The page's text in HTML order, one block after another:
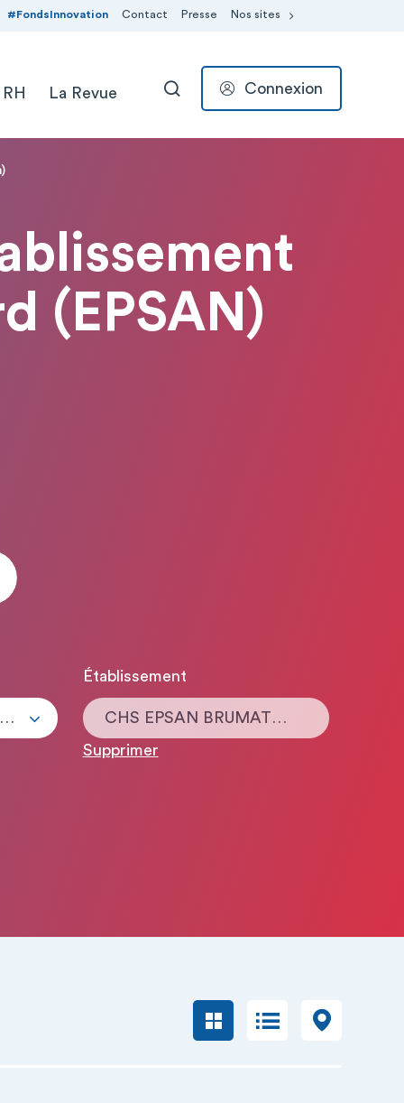
#FondsInnovation Contact Presse Nos sites
La Revue RECHERCHER
Connexion
(EPSAN)
Tous les types de contrats
Établissement
CHS EPSAN BRUMATH - Etablissement Public de Santé Alsace Nord
Supprimer